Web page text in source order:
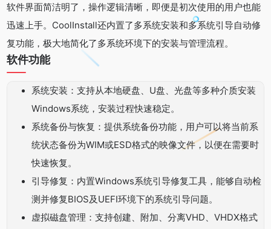
软件界面简洁明了，操作逻辑清晰，即便是初次使用的用户也能
迅速上手。CoolInstall还内置了多系统安装和多系统引导自动修
复功能，极大地简化了多系统环境下的安装与管理流程。
软件功能
系统安装：支持从本地硬盘、U盘、光盘等多种介质安装
Windows系统，安装过程快速稳定。
系统备份与恢复：提供系统备份功能，用户可以将当前系
统状态备份为WIM或ESD格式的映像文件，以便在需要时
快速恢复。
引导修复：内置Windows系统引导修复工具，能够自动检
测并修复BIOS及UEFI环境下的系统引导问题。
虚拟磁盘管理：支持创建、附加、分离VHD、VHDX格式